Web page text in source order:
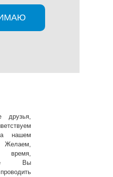
друзья,
нашем
Желаем,
время,
Вы